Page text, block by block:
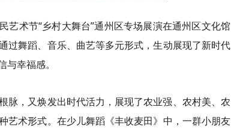
艺术节“乡村大舞台”通州区专场展演在通州区文化馆
过舞蹈、音乐、曲艺等多元形式，生动展现了新时代
幸福感。
脉，又焕发出时代活力，展现了农业强、农村美、农
艺术形式。在少儿舞蹈《丰收麦田》中，一群小朋友